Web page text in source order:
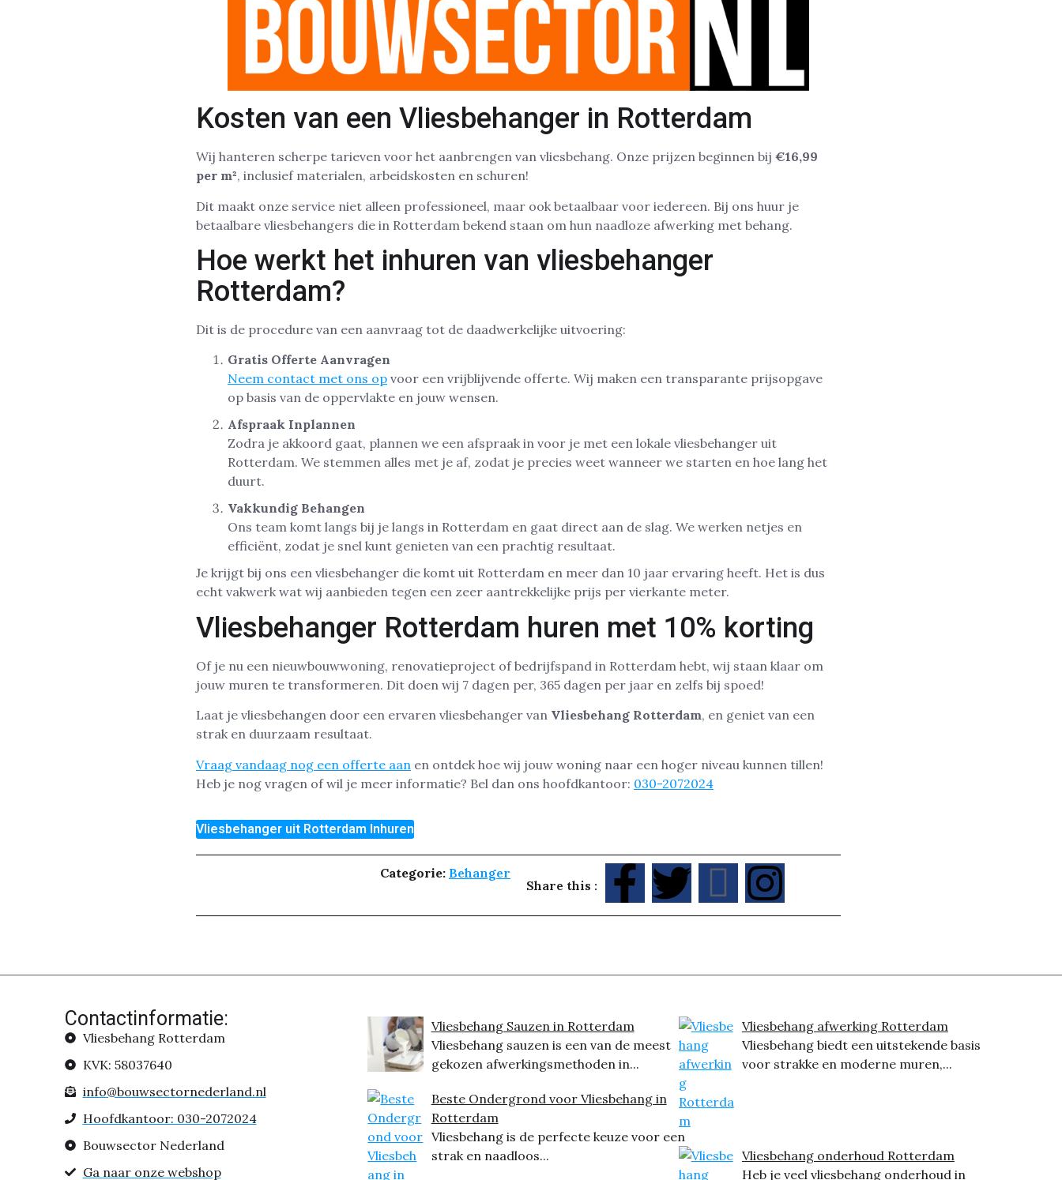
Kosten van een Vliesbehanger in Rotterdam
Wij hanteren scherpe tarieven voor het aanbrengen van vliesbehang. Onze prijzen beginnen bij €16,99
per m², inclusief materialen, arbeidskosten en schuren!
Dit maakt onze service niet alleen professioneel, maar ook betaalbaar voor iedereen. Bij ons huur je
betaalbare vliesbehangers die in Rotterdam bekend staan om hun naadloze afwerking met behang.
Hoe werkt het inhuren van vliesbehanger
Rotterdam?
Dit is de procedure van een aanvraag tot de daadwerkelijke uitvoering:
Gratis Offerte Aanvragen
Neem contact met ons op voor een vrijblijvende offerte. Wij maken een transparante prijsopgave
op basis van de oppervlakte en jouw wensen.
Afspraak Inplannen
Zodra je akkoord gaat, plannen we een afspraak in voor je met een lokale vliesbehanger uit
Rotterdam. We stemmen alles met je af, zodat je precies weet wanneer we starten en hoe lang het
duurt.
Vakkundig Behangen
Ons team komt langs bij je langs in Rotterdam en gaat direct aan de slag. We werken netjes en
efficiënt, zodat je snel kunt genieten van een prachtig resultaat.
Je krijgt bij ons een vliesbehanger die komt uit Rotterdam en meer dan 10 jaar ervaring heeft. Het is dus
echt vakwerk wat wij aanbieden tegen een zeer aantrekkelijke prijs per vierkante meter.
Vliesbehanger Rotterdam huren met 10% korting
Of je nu een nieuwbouwwoning, renovatieproject of bedrijfspand in Rotterdam hebt, wij staan klaar om
jouw muren te transformeren. Dit doen wij 7 dagen per, 365 dagen per jaar en zelfs bij spoed!
Laat je vliesbehangen door een ervaren vliesbehanger van Vliesbehang Rotterdam, en geniet van een
strak en duurzaam resultaat.
Vraag vandaag nog een offerte aan en ontdek hoe wij jouw woning naar een hoger niveau kunnen tillen!
Heb je nog vragen of wil je meer informatie? Bel dan ons hoofdkantoor: 030-2072024
Vliesbehanger uit Rotterdam Inhuren
Categorie: Behanger
Share this :
Contactinformatie:
Vliesbehang Rotterdam
KVK: 58037640
info@bouwsectornederland.nl
Hoofdkantoor: 030-2072024
Bouwsector Nederland
Ga naar onze webshop
Vliesbehang Sauzen in Rotterdam
Vliesbehang sauzen is een van de meest
gekozen afwerkingsmethoden in...
Beste Ondergrond voor Vliesbehang in
Rotterdam
Vliesbehang is de perfecte keuze voor een
strak en naadloos...
Vliesbehang afwerking Rotterdam
Vliesbehang biedt een uitstekende basis
voor strakke en moderne muren,...
Vliesbehang onderhoud Rotterdam
Heb je veel vliesbehang onderhoud in